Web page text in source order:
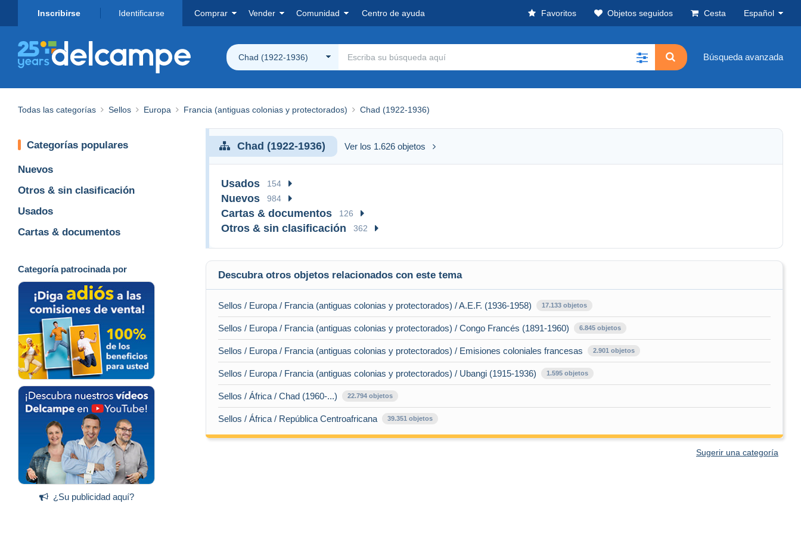
Inscribirse Identificarse Comprar Vender Comunidad Centro de ayuda Favoritos Objetos seguidos Cesta Español
Chad (1922-1936) Búsqueda avanzada
Todas las categorías Sellos Europa Francia (antiguas colonias y protectorados) Chad (1922-1936)
Categorías populares
Nuevos
Otros & sin clasificación
Usados
Cartas & documentos
Categoría patrocinada por
¿Su publicidad aquí?
Chad (1922-1936) Ver los 1.626 objetos
Usados 154
Nuevos 984
Cartas & documentos 126
Otros & sin clasificación 362
Descubra otros objetos relacionados con este tema
Sellos / Europa / Francia (antiguas colonias y protectorados) / A.E.F. (1936-1958) 17.133 objetos
Sellos / Europa / Francia (antiguas colonias y protectorados) / Congo Francés (1891-1960) 6.845 objetos
Sellos / Europa / Francia (antiguas colonias y protectorados) / Emisiones coloniales francesas 2.901 objetos
Sellos / Europa / Francia (antiguas colonias y protectorados) / Ubangi (1915-1936) 1.595 objetos
Sellos / África / Chad (1960-...) 22.794 objetos
Sellos / África / República Centroafricana 39.351 objetos
Sugerir una categoría